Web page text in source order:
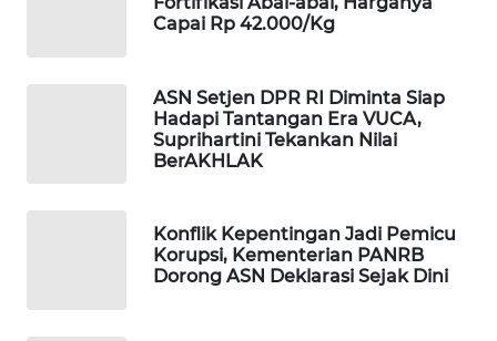
Capai Rp 42.000/Kg
ASN Setjen DPR RI Diminta Siap
Hadapi Tantangan Era VUCA,
Suprihartini Tekankan Nilai
BerAKHLAK
Konflik Kepentingan Jadi Pemicu
Korupsi, Kementerian PANRB
Dorong ASN Deklarasi Sejak Dini
WAHANA
PERSONA